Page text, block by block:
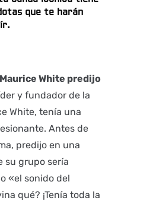
que te harán
White predijo
y fundador de la
White, tenía una
Antes de
predijo en una
su grupo sería
«el sonido del
qué? ¡Tenía toda la